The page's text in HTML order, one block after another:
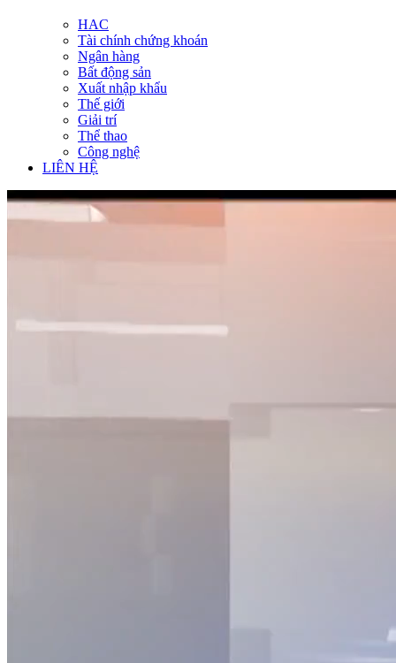
HAC
Tài chính chứng khoán
Ngân hàng
Bất động sản
Xuất nhập khẩu
Thế giới
Giải trí
Thể thao
Công nghệ
LIÊN HỆ